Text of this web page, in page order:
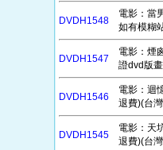
DVDH1548
電影：當
如有模糊
DVDH1547
電影：煙
證dvd版
DVDH1546
電影：迴
退費)(台
DVDH1545
電影：天
退費)(台